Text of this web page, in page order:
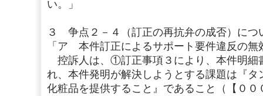
い。」
３ 争点２－４（訂正の再抗弁の成否）につ
「ア 本件訂正によるサポート要件違反の無
控訴人は、①訂正事項３により、本件明細
れ、本件発明が解決しようとする課題は『
化粧品を提供すること』であること（【０